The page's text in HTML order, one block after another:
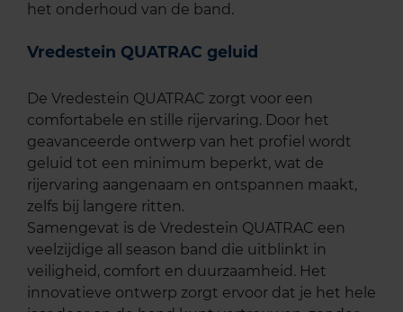
het onderhoud van de band.
Vredestein QUATRAC geluid
De Vredestein QUATRAC zorgt voor een
comfortabele en stille rijervaring. Door het
geavanceerde ontwerp van het profiel wordt
geluid tot een minimum beperkt, wat de
rijervaring aangenaam en ontspannen maakt,
zelfs bij langere ritten.
Samengevat is de Vredestein QUATRAC een
veelzijdige all season band die uitblinkt in
veiligheid, comfort en duurzaamheid. Het
innovatieve ontwerp zorgt ervoor dat je het hele